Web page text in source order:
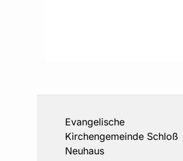
Evangelische
Kirchengemeinde Schloß
Neuhaus